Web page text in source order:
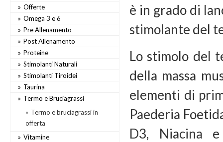
Offerte
Omega 3 e 6
Pre Allenamento
Post Allenamento
Proteine
Stimolanti Naturali
Stimolanti Tiroidei
Taurina
Termo e Bruciagrassi
Termo e bruciagrassi in
offerta
Vitamine
è in grado di
stimolante del
Lo stimolo del
della massa
elementi di
Paederia
D3, Niacina